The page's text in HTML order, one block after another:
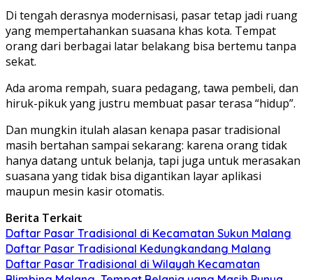
Di tengah derasnya modernisasi, pasar tetap jadi ruang
yang mempertahankan suasana khas kota. Tempat
orang dari berbagai latar belakang bisa bertemu tanpa
sekat.
Ada aroma rempah, suara pedagang, tawa pembeli, dan
hiruk-pikuk yang justru membuat pasar terasa “hidup”.
Dan mungkin itulah alasan kenapa pasar tradisional
masih bertahan sampai sekarang: karena orang tidak
hanya datang untuk belanja, tapi juga untuk merasakan
suasana yang tidak bisa digantikan layar aplikasi
maupun mesin kasir otomatis.
Berita Terkait
Daftar Pasar Tradisional di Kecamatan Sukun Malang
Daftar Pasar Tradisional Kedungkandang Malang
Daftar Pasar Tradisional di Wilayah Kecamatan